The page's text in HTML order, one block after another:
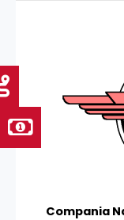
Compania